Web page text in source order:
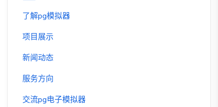
了解pg模拟器
项目展示
新闻动态
服务方向
交流pg电子模拟器